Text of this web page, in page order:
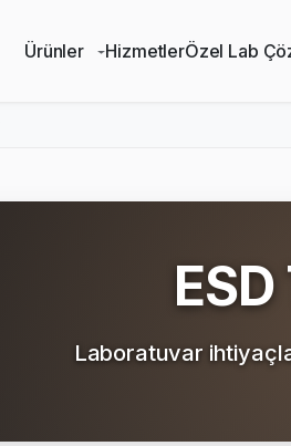
Ürünler HizmetlerÖzel Lab
Laboratuvar